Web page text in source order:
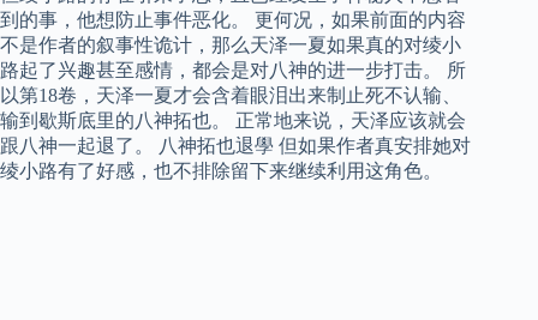
到的事，他想防止事件恶化。 更何况，如果前面的内容
不是作者的叙事性诡计，那么天泽一夏如果真的对绫小
路起了兴趣甚至感情，都会是对八神的进一步打击。 所
以第18卷，天泽一夏才会含着眼泪出来制止死不认输、
输到歇斯底里的八神拓也。 正常地来说，天泽应该就会
跟八神一起退了。 八神拓也退學 但如果作者真安排她对
绫小路有了好感，也不排除留下来继续利用这角色。